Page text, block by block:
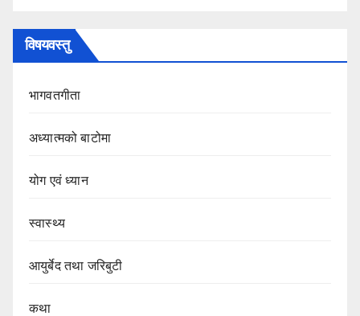
विषयवस्तु
भागवतगीता
अध्यात्मको बाटोमा
योग एवं ध्यान
स्वास्थ्य
आयुर्बेद तथा जरिबुटी
कथा